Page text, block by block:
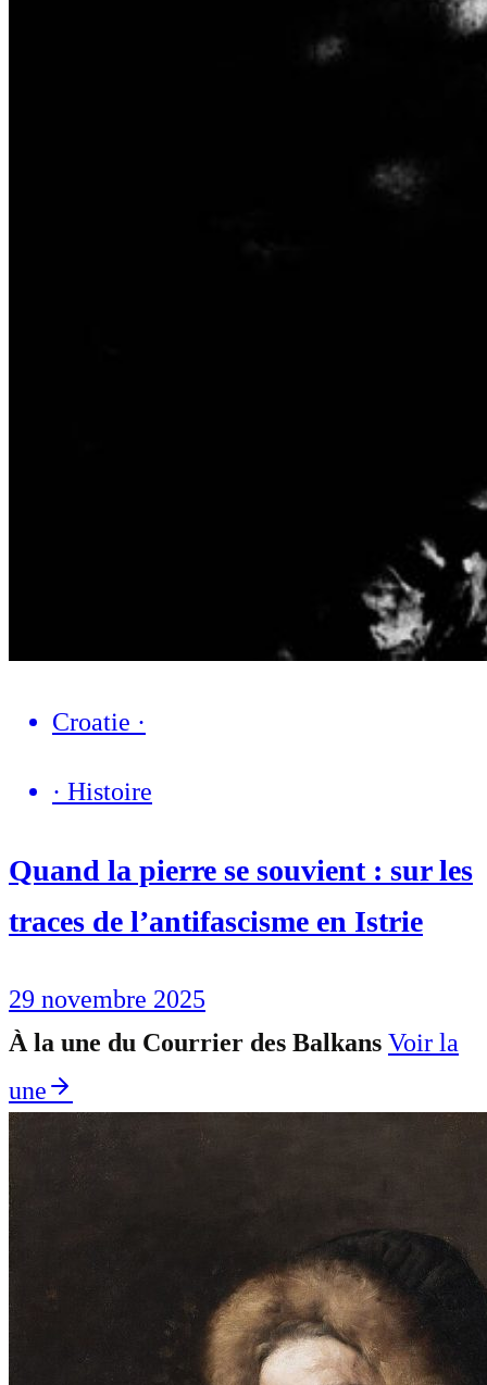
Croatie ·
· Histoire
Quand la pierre se souvient : sur les
traces de l’antifascisme en Istrie
29 novembre 2025
À la une du Courrier des Balkans Voir la
une